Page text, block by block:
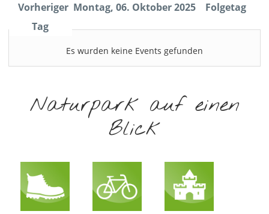
Vorheriger
Tag
Montag, 06. Oktober 2025 Folgetag
Es wurden keine Events gefunden
Naturpark auf einen
Blick